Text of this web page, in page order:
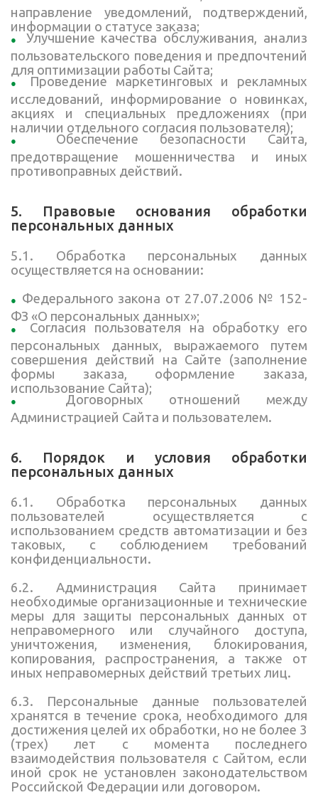
направление уведомлений, подтверждений,
информации о статусе заказа;
Улучшение качества обслуживания, анализ
пользовательского поведения и предпочтений
для оптимизации работы Сайта;
Проведение маркетинговых и рекламных
исследований, информирование о новинках,
акциях и специальных предложениях (при
наличии отдельного согласия пользователя);
Обеспечение безопасности Сайта,
предотвращение мошенничества и иных
противоправных действий.
5. Правовые основания обработки
персональных данных
5.1. Обработка персональных данных
осуществляется на основании:
Федерального закона от 27.07.2006 № 152-
ФЗ «О персональных данных»;
Согласия пользователя на обработку его
персональных данных, выражаемого путем
совершения действий на Сайте (заполнение
формы заказа, оформление заказа,
использование Сайта);
Договорных отношений между
Администрацией Сайта и пользователем.
6. Порядок и условия обработки
персональных данных
6.1. Обработка персональных данных
пользователей осуществляется с
использованием средств автоматизации и без
таковых, с соблюдением требований
конфиденциальности.
6.2. Администрация Сайта принимает
необходимые организационные и технические
меры для защиты персональных данных от
неправомерного или случайного доступа,
уничтожения, изменения, блокирования,
копирования, распространения, а также от
иных неправомерных действий третьих лиц.
6.3. Персональные данные пользователей
хранятся в течение срока, необходимого для
достижения целей их обработки, но не более 3
(трех) лет с момента последнего
взаимодействия пользователя с Сайтом, если
иной срок не установлен законодательством
Российской Федерации или договором.